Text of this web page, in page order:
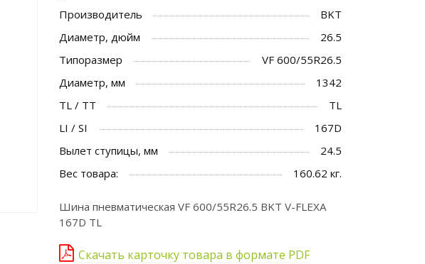
Производитель
BKT
Диаметр, дюйм
26.5
Типоразмер
VF 600/55R26.5
Диаметр, мм
1342
TL / TT
TL
LI / SI
167D
Вылет ступицы, мм
24.5
Вес товара:
160.62 кг.
Шина пневматическая VF 600/55R26.5 BKT V-FLEXA
167D TL
Скачать карточку товара в формате PDF